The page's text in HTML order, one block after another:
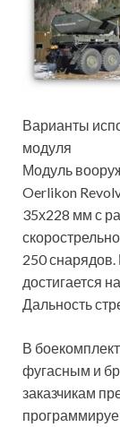
Варианты
модуля
Модуль
Oerlikon
35х228 мм с
250 снарядов.
достигается
Дальность
В
фугасным и
заказчикам